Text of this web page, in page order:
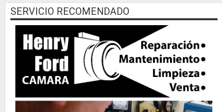
SERVICIO RECOMENDADO